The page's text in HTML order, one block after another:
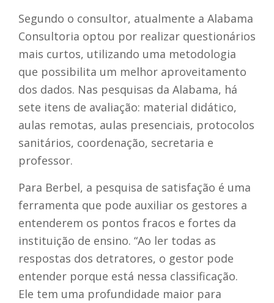
Segundo o consultor, atualmente a Alabama
Consultoria optou por realizar questionários
mais curtos, utilizando uma metodologia
que possibilita um melhor aproveitamento
dos dados. Nas pesquisas da Alabama, há
sete itens de avaliação: material didático,
aulas remotas, aulas presenciais, protocolos
sanitários, coordenação, secretaria e
professor.
Para Berbel, a pesquisa de satisfação é uma
ferramenta que pode auxiliar os gestores a
entenderem os pontos fracos e fortes da
instituição de ensino. “Ao ler todas as
respostas dos detratores, o gestor pode
entender porque está nessa classificação.
Ele tem uma profundidade maior para